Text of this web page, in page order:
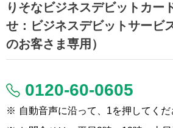
りそなビジネスデビットカー
せ：ビジネスデビットサービ
のお客さま専用）
0120-60-0605
※ 自動音声に沿って、1を押してくだ